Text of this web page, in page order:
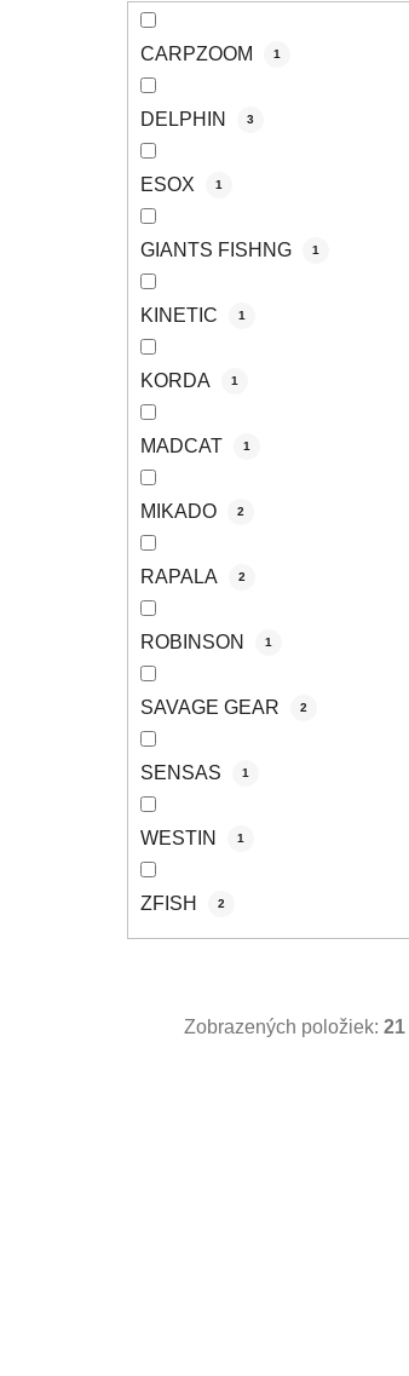
CARPZOOM 1
DELPHIN 3
ESOX 1
GIANTS FISHNG 1
KINETIC 1
KORDA 1
MADCAT 1
MIKADO 2
RAPALA 2
ROBINSON 1
SAVAGE GEAR 2
SENSAS 1
WESTIN 1
ZFISH 2
Zobrazených položiek: 21